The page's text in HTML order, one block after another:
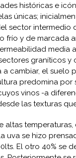
históricas e
únicas;
sector intermedio
frío y de marcada
media
graníticos y
cambiar, el suelo
predomina
vinos -a
las texturas
altas
uva se hizo
El otro 40% se